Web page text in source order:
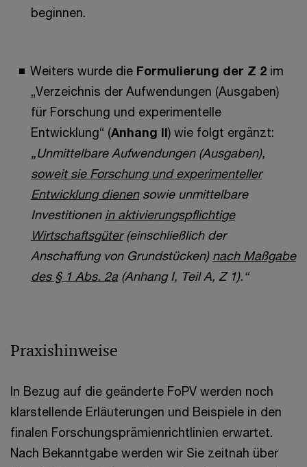
beginnen.
Weiters wurde die Formulierung der Z 2 im
„Verzeichnis der Aufwendungen (Ausgaben)
für Forschung und experimentelle
Entwicklung“ (Anhang II) wie folgt ergänzt:
„Unmittelbare Aufwendungen (Ausgaben),
soweit sie Forschung und experimenteller
Entwicklung dienensowie unmittelbare
Investitionen in aktivierungspflichtige
Wirtschaftsgüter(einschließlich der
Anschaffung von Grundstücken) nach Maßgabe
des § 1 Abs. 2a(Anhang I, Teil A, Z 1).“
Praxishinweise
In Bezug auf die geänderte FoPV werden noch
klarstellende Erläuterungen und Beispiele in den
finalen Forschungsprämienrichtlinien erwartet.
Nach Bekanntgabe werden wir Sie zeitnah über